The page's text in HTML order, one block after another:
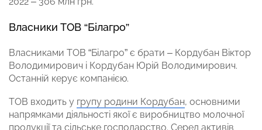
Власники ТОВ “Білагро”
Власниками ТОВ “Білагро” є брати – Кордубан Віктор
Володимирович і Кордубан Юрій Володимирович.
Останній керує компанією.
ТОВ входить у групу родини Кордубан, основними
напрямками діяльності якої є виробництво молочної
продукції та сільське господарство. Серед активів